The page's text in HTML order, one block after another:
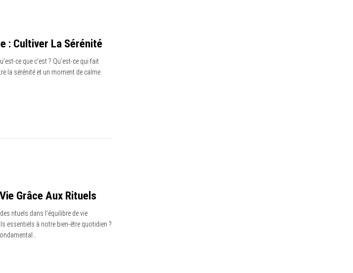
: Cultiver La Sérénité
ce que c’est ? Qu’est-ce qui fait
la sérénité et un moment de calme
Grâce Aux Rituels
rituels dans l’équilibre de vie
essentiels à notre bien-être quotidien ?